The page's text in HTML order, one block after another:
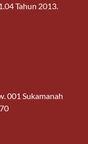
Tahun 2013.
001 Sukamanah